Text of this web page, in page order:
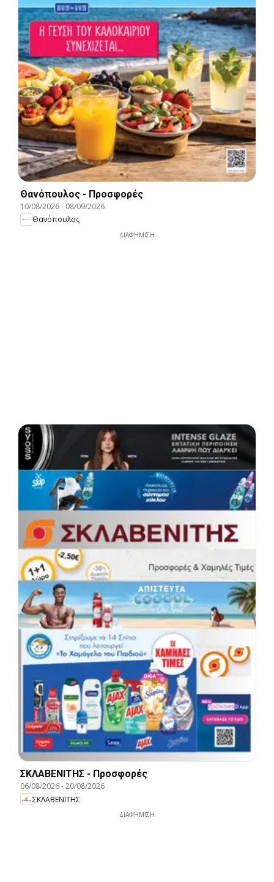
Θανόπουλος - Προσφορές
10/08/2026- 08/09/2026
Θανόπουλος
ΔΙΑΦΉΜΙΣΗ
ΣΚΛΑΒΕΝΙΤΗΣ - Προσφορές
06/08/2026-20/08/2026
ΣΚΛΑΒΕΝΙΤΗΣ
ΔΙΑΦΉΜΙΣΗ